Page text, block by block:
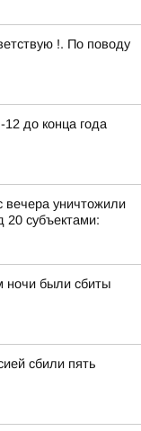
!. По поводу
до конца года
уничтожили
20 субъектами:
ночи были сбиты
сбили пять